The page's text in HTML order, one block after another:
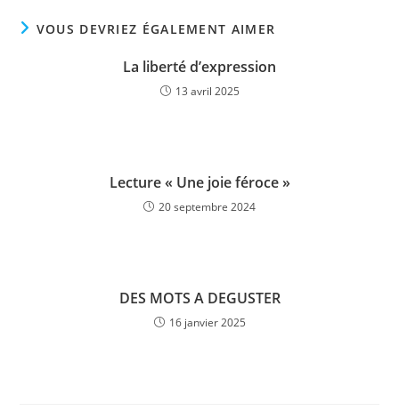
VOUS DEVRIEZ ÉGALEMENT AIMER
La liberté d’expression
13 avril 2025
Lecture « Une joie féroce »
20 septembre 2024
DES MOTS A DEGUSTER
16 janvier 2025